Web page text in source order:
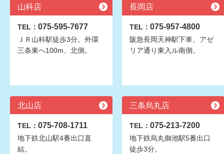
山科店
TEL： 075-595-7677
ＪＲ山科駅徒歩3分。外環
三条東へ100m、北側。
長岡店
TEL： 075-957-4800
阪急長岡天神駅下車、アゼ
リア通り東入ル南側。
北山店
TEL： 075-708-1711
地下鉄北山駅4番出口直
結。
三条烏丸店
TEL： 075-213-7200
地下鉄烏丸御池駅5番出口
徒歩3分。